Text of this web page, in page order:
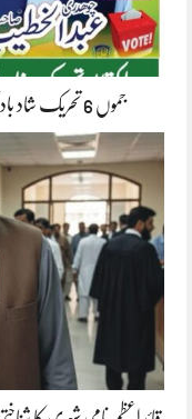
جموں 6 تحریک شاد باد کا عبدالخطیب چودھری کی حمایت کا اعلان